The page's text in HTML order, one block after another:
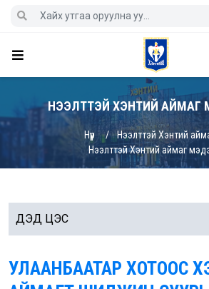
НЭЭЛТТЭЙ ХЭНТИЙ АЙМАГ
Нүүр
Нээлттэй Хэнтий
Нээлттэй Хэнтий аймаг
ДЭД ЦЭС
УЛААНБААТАР ХОТООС